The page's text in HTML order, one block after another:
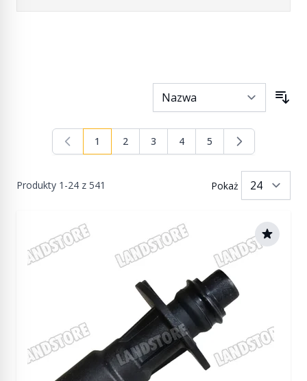
Produkty 1 -24 z 541
Aktualnie czytasz stronę
1 Strona
2 Strona
3 Strona
4 Strona
5
Pokaż